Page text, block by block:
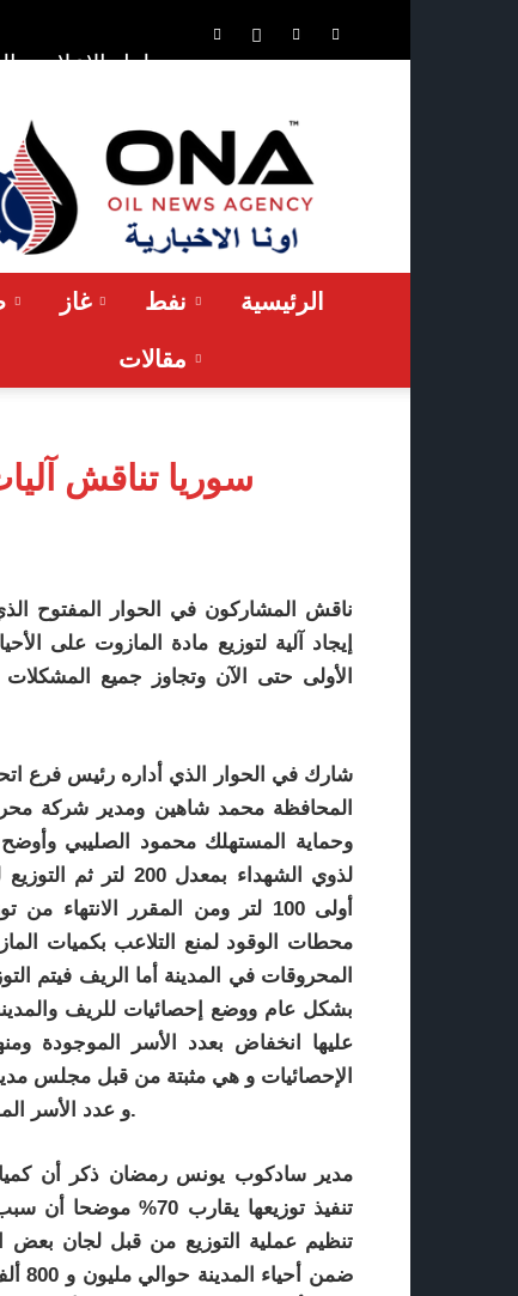
حلول الإعلان
ONA™
NEWS
/
أونا
الاخبارية
الرئيسية نفط غاز
مقالات
سوريا تناقش
ناقش المشاركون في الحوار المفتوح
إيجاد آلية لتوزيع مادة المازوت على
الأولى حتى الآن وتجاوز جميع
شارك في الحوار الذي أداره رئيس فرع
المحافظة محمد شاهين ومدير شركة
لذوي الشهداء
محطات الوقود لمنع التلاعب بكميات
المحروقات في المدينة أما الريف فيتم
بشكل عام ووضع إحصائيات للريف والمدينة
عليها انخفاض بعدد الأسر الموجودة
الإحصائيات و هي مثبتة من قبل مجلس
و عدد الأسر الموجودة في كل حي و عدد الطلبات المخصصة له و الكميات.
مدير سادكوب يونس رمضان ذكر أن
تنفيذ توزيعها
تنظيم عملية التوزيع من قبل لجان بعض